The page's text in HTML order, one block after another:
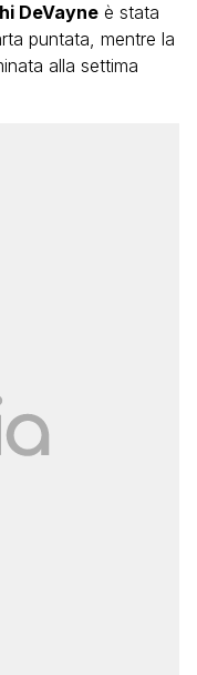
DeVayne è stata
puntata, mentre la
alla settima